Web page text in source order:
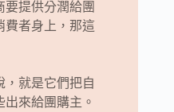
要提供分潤給團
費者身上，那這
，就是它們把自
來給團購主。